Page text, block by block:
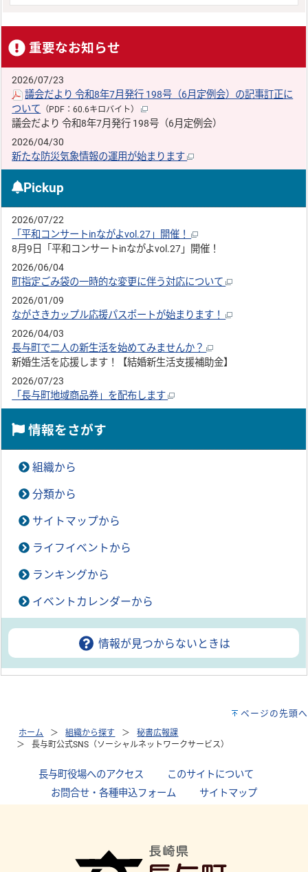
重要なお知らせ
2026/07/23
議会だより 令和8年7月発行 198号（6月定例会）の記事訂正に
ついて （PDF：60.6キロバイト）
議会だより 令和8年7月発行 198号（6月定例会）
2026/04/30
新たな防災気象情報の運用が始まります
Pickup
2026/07/22
「平和コンサートinながよvol.27」開催！
8月9日「平和コンサートinながよvol.27」開催！
2026/06/04
町指定ごみ袋の一時的な変更に伴う対応について
2026/01/09
ながさきカップル応援パスポートが始まります！
2026/04/03
長与町で二人の新生活を始めてみませんか？
新婚生活を応援します！【結婚新生活支援補助金】
2026/07/23
「長与町地域商品券」を配布します
情報をさがす
組織から
分類から
サイトマップから
ライフイベントから
ランキングから
イベントカレンダーから
情報が見つからないときは
ページの先頭へ
ホーム 組織から探す
秘書広報課
長与町公式SNS（ソーシャルネットワークサービス）
長与町役場へのアクセス このサイトについて
お問合せ・各種申込フォーム
サイトマップ